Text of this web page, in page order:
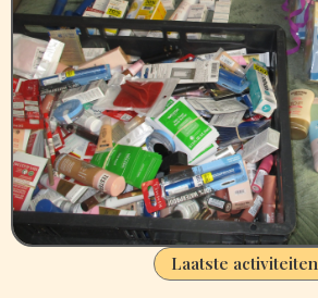
Laatste activiteiten